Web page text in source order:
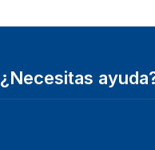
¿Necesitas